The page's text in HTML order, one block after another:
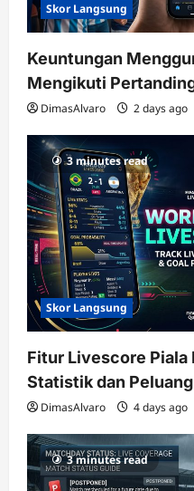
Skor Langsung
Keuntungan
Mengikuti
DimasAlvaro 2 days ago
3 minutes read
Skor Langsung
Fitur Livescore Piala
Statistik dan
DimasAlvaro 4 days ago
3 minutes read